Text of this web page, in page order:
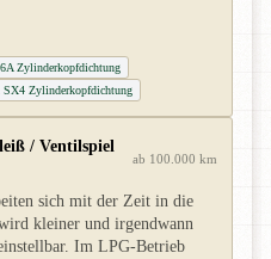
Zylinderkopfdichtung
SX4 Zylinderkopfdichtung
/ Ventilspiel
ab 100.000 km
sich mit der Zeit in die
kleiner und irgendwann
Im LPG-Betrieb